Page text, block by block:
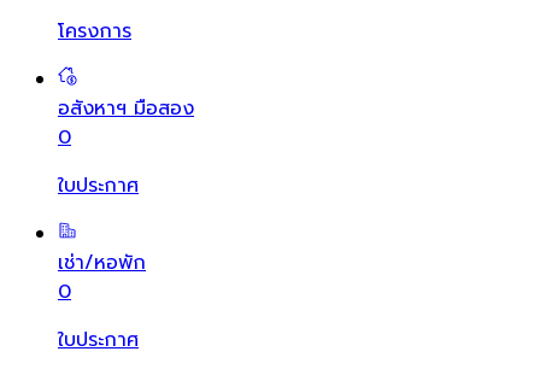
โครงการ
อสังหาฯ มือสอง
0
ใบประกาศ
เช่า/หอพัก
0
ใบประกาศ